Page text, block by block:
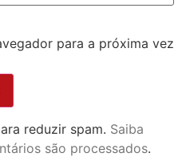
para a próxima vez
reduzir spam. Saiba
são processados.